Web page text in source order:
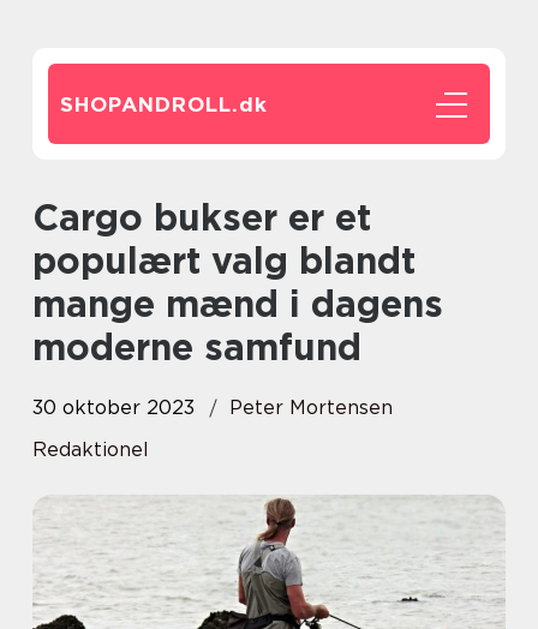
SHOPANDROLL.dk
Cargo bukser er et
populært valg blandt
mange mænd i dagens
moderne samfund
30 oktober 2023
Peter Mortensen
Redaktionel